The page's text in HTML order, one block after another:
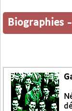
Biographies -